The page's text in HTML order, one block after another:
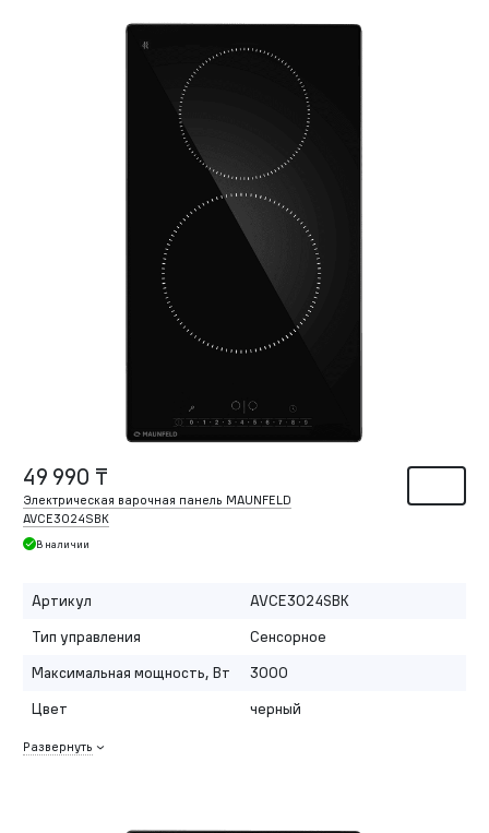
49 990 ₸
Электрическая варочная панель MAUNFELD
AVCE3024SBK
В наличии
Артикул
AVCE3024SBK
Тип управления
Сенсорное
Максимальная мощность, Вт
3000
Цвет
черный
Развернуть